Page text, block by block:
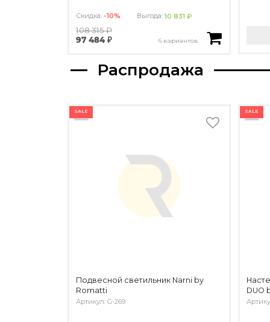
Скидка: -10% Выгода:10 831 ₽
108 315 ₽
97 484 ₽
6 вариантов
Распродажа
SALE
Подвесной светильник Narni by
Romatti
Артикул: G-269
SALE
DUO